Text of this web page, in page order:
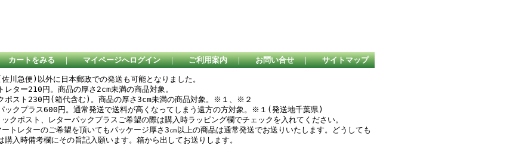
カートをみる ｜ マイページへログイン ｜ ご利用案内 ｜ お問い合せ ｜ サイトマップ
川急便)以外に日本郵政での発送も可能となりました。
トレター210円。商品の厚さ2cm未満の商品対象。
ポスト230円(箱代含む)。商品の厚さ3cm未満の商品対象。※１、※２
ックプラス600円。通常発送で送料が高くなってしまう遠方の方対象。※１(発送地千葉県)
クポスト、レターパックプラスご希望の際は購入時ラッピング欄でチェックを入れてください。
トレターのご希望を頂いてもパッケージ厚さ3㎝以上の商品は通常発送でお送りいたします。どうしても
購入時備考欄にその旨記入願います。箱から出してお送りします。